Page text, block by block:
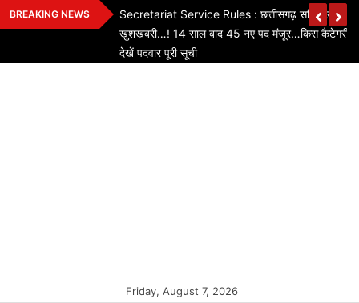
Skip
to
BREAKING NEWS
लागू…लेकिन
का ऐलान
Secretariat Service Rules : छत्तीसगढ़ सचिवालय
खुशखबरी…! 14 साल बाद 45 नए पद मंजूर…किस कैटेगरी
देखें पदवार पूरी सूची
Friday, August 7, 2026